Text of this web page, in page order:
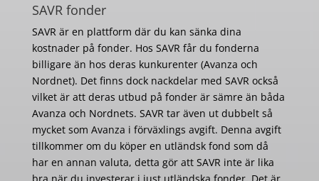
SAVR fonder
SAVR är en plattform där du kan sänka dina
kostnader på fonder. Hos SAVR får du fonderna
billigare än hos deras kunkurenter (Avanza och
Nordnet). Det finns dock nackdelar med SAVR också
vilket är att deras utbud på fonder är sämre än båda
Avanza och Nordnets. SAVR tar även ut dubbelt så
mycket som Avanza i förväxlings avgift. Denna avgift
tillkommer om du köper en utländsk fond som då
har en annan valuta, detta gör att SAVR inte är lika